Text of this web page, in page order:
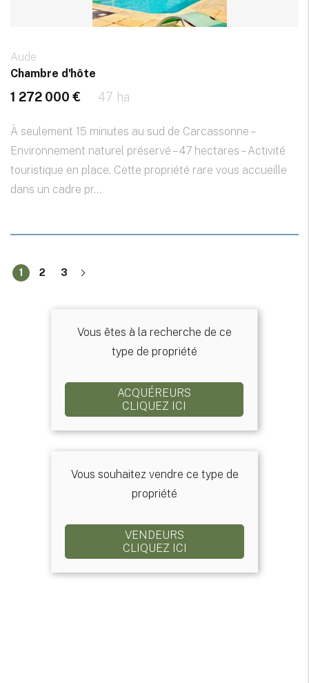
Aude
Chambre d'hôte
1 272 000 € 47 ha
À seulement 15 minutes au sud de Carcassonne –
Environnement naturel préservé – 47 hectares – Activité
touristique en place. Cette propriété rare vous accueille
dans un cadre pr...
1 2 3
Vous êtes à la recherche de ce
type de propriété
ACQUÉREURS
CLIQUEZ ICI
Vous souhaitez vendre ce type de
propriété
VENDEURS
CLIQUEZ ICI